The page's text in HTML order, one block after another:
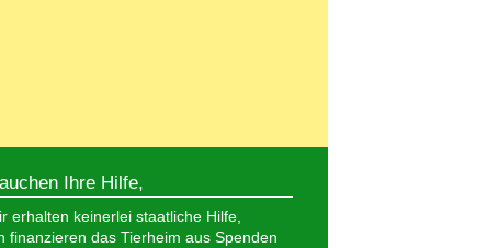
Ihre Hilfe,
erhalten keinerlei staatliche Hilfe,
finanzieren das Tierheim aus Spenden